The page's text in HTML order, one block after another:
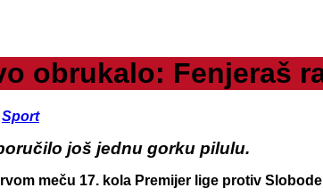
obrukalo: Fenjeraš
Sport
još jednu gorku pilulu.
meču 17. kola Premijer lige protiv Slobode